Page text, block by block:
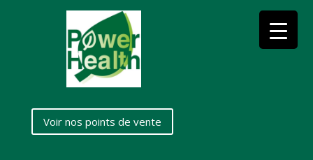
Voir nos points de vente